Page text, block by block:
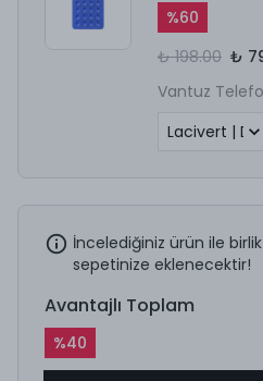
%60
₺ 198.00 ₺
Vantuz
İncelediğiniz ürün ile
sepetinize eklenecektir!
Avantajlı Toplam
%40